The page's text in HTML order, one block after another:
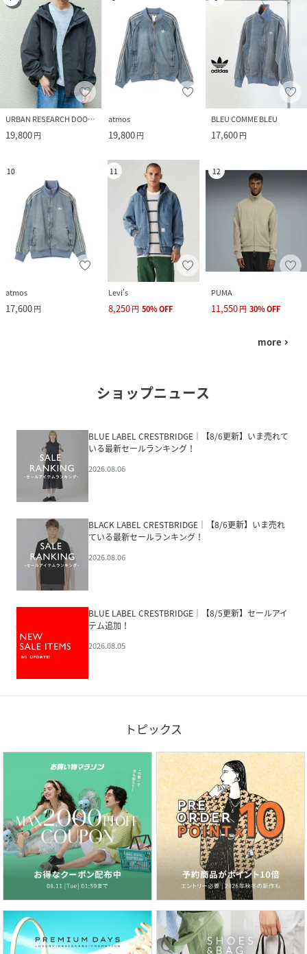
URBAN RESEARCH DOORS
19,800円
atmos
19,800円
BLEU COMME BLEU
17,600円
10
atmos
17,600円
11
Levi's
8,250円 50%OFF
12
PUMA
11,550円 30%OFF
more navigate_next
ショップニュース
BLUE LABEL CRESTBRIDGE│【8/6更新】いま売れて
いる最新セールランキング！
2026.08.06
BLACK LABEL CRESTBRIDGE│【8/6更新】いま売れ
ている最新セールランキング！
2026.08.06
BLUE LABEL CRESTBRIDGE│【8/5更新】セールアイ
テム追加！
2026.08.05
トピックス